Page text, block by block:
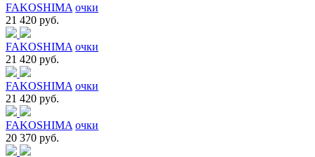
FAKOSHIMA очки
21 420 руб.
FAKOSHIMA очки
21 420 руб.
FAKOSHIMA очки
21 420 руб.
FAKOSHIMA очки
20 370 руб.